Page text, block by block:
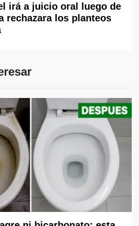
irá a juicio oral luego de
rechazara los planteos